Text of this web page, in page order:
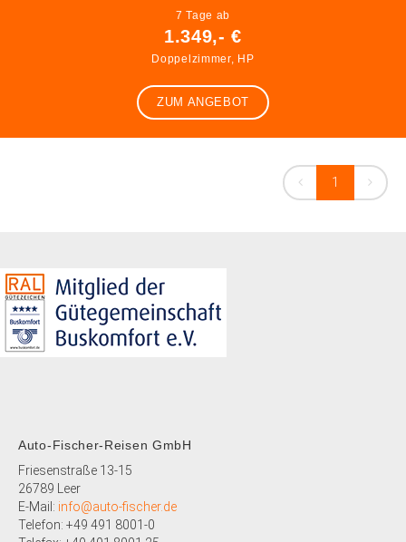
7 Tage ab
1.349,- €
Doppelzimmer, HP
ZUM ANGEBOT
1
Auto-Fischer-Reisen GmbH
Friesenstraße 13-15
26789 Leer
E-Mail: info@auto-fischer.de
Telefon: +49 491 8001-0